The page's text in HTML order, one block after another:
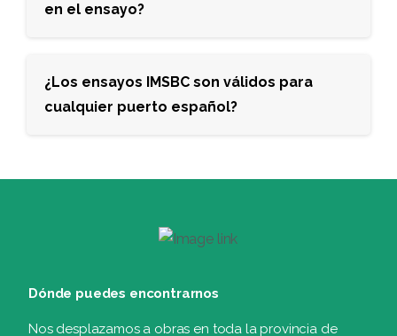
en el ensayo?
¿Los ensayos IMSBC son válidos para
cualquier puerto español?
Dónde puedes encontrarnos
Nos desplazamos a obras en toda la provincia de